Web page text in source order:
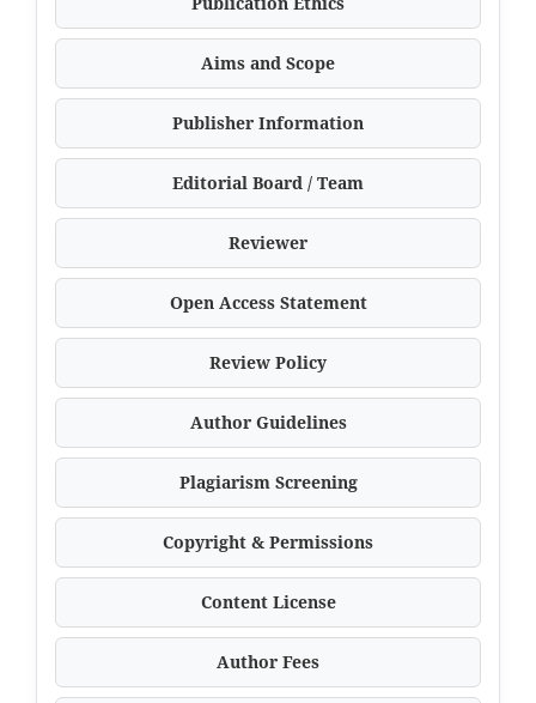
Aims and Scope
Publisher Information
Editorial Board / Team
Reviewer
Open Access Statement
Review Policy
Author Guidelines
Plagiarism Screening
Copyright & Permissions
Content License
Author Fees